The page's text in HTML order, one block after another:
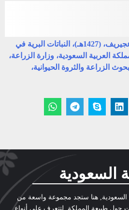
الحسن، حمدان عجيريف، (1427هـ)، النباتات البرية في
العربية السعودية، وزارة الزراعة،
الزراعة والثروة الحيوانية،
السعودية
هنا ستجد مجموعة واسعة من
حول طبيعة المملكة, لتتعرف على أنواع